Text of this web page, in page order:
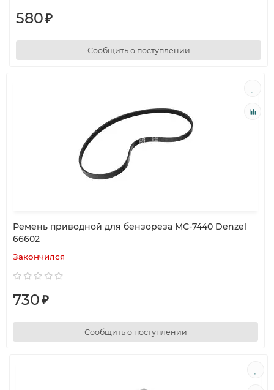
580₽
Сообщить о поступлении
Ремень приводной для бензореза МС-7440 Denzel
66602
Закончился
730₽
Сообщить о поступлении